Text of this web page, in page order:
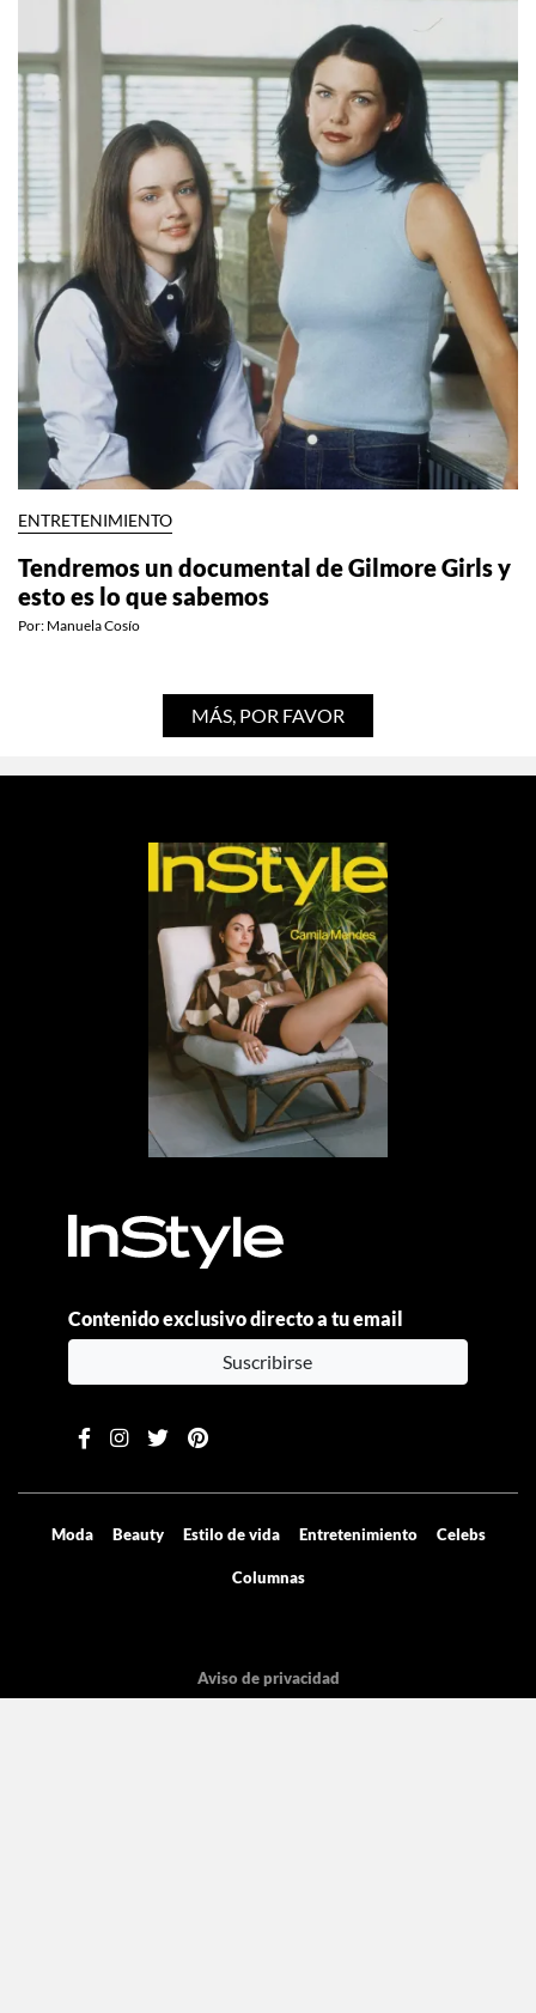
ENTRETENIMIENTO
Tendremos un documental de Gilmore Girls y
esto es lo que sabemos
Por: Manuela Cosío
MÁS, POR FAVOR
Contenido exclusivo directo a tu email
Suscribirse
Moda Beauty Estilo de vida Entretenimiento Celebs
Columnas
Aviso de privacidad